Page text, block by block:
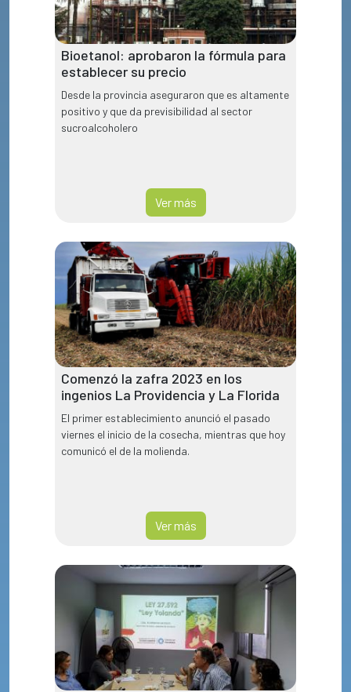
Bioetanol: aprobaron la fórmula para
establecer su precio
Desde la provincia aseguraron que es altamente
positivo y que da previsibilidad al sector
sucroalcoholero
Ver más
Comenzó la zafra 2023 en los
ingenios La Providencia y La Florida
El primer establecimiento anunció el pasado
viernes el inicio de la cosecha, mientras que hoy
comunicó el de la molienda.
Ver más